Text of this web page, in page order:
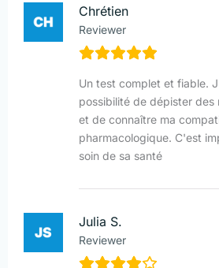
Chrétien
Reviewer
Un test complet et fiable.
possibilité de dépister des
et de connaître ma
pharmacologique. C'est
soin de sa santé
Julia S.
Reviewer